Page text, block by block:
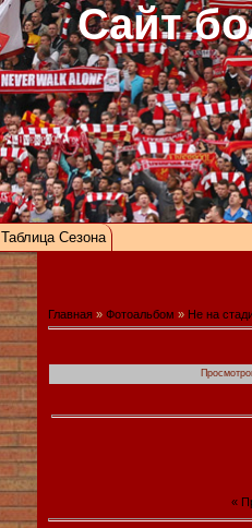
Сайт
Таблица Сезона
Главная » Фотоальбом » Не на
«